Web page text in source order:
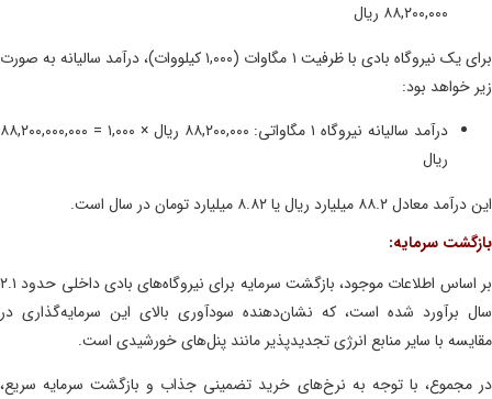
۸۸,۲۰۰,۰۰۰ ریال
برای یک نیروگاه بادی با ظرفیت ۱ مگاوات (۱,۰۰۰ کیلووات)، درآمد سالیانه به صورت
خواهد بود:
درآمد سالیانه نیروگاه ۱ مگاواتی: ۸۸,۲۰۰,۰۰۰ ریال × ۱,۰۰۰ = ۸۸,۲۰۰,۰۰۰,۰۰۰
ریال
۸۸.۲ میلیارد ریال یا ۸.۸۲ میلیارد تومان در سال است.
سرمایه:
بر اساس اطلاعات موجود، بازگشت سرمایه برای نیروگاه‌های بادی داخلی حدود ۲.۱
برآورد شده است، که نشان‌دهنده سودآوری بالای این سرمایه‌گذاری در
با سایر منابع انرژی تجدیدپذیر مانند پنل‌های خورشیدی است.
با توجه به نرخ‌های خرید تضمینی جذاب و بازگشت سرمایه سریع،